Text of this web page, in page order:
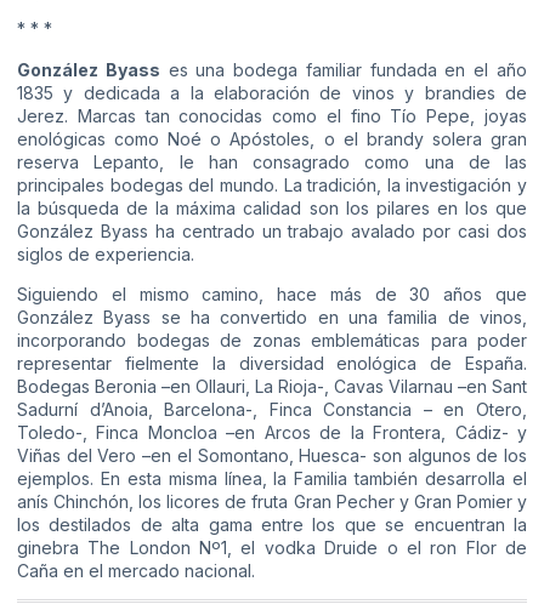
* * *
González Byass es una bodega familiar fundada en el año
1835 y dedicada a la elaboración de vinos y brandies de
Jerez. Marcas tan conocidas como el fino Tío Pepe, joyas
enológicas como Noé o Apóstoles, o el brandy solera gran
reserva Lepanto, le han consagrado como una de las
principales bodegas del mundo. La tradición, la investigación y
la búsqueda de la máxima calidad son los pilares en los que
González Byass ha centrado un trabajo avalado por casi dos
siglos de experiencia.
Siguiendo el mismo camino, hace más de 30 años que
González Byass se ha convertido en una familia de vinos,
incorporando bodegas de zonas emblemáticas para poder
representar fielmente la diversidad enológica de España.
Bodegas Beronia –en Ollauri, La Rioja-, Cavas Vilarnau –en Sant
Sadurní d’Anoia, Barcelona-, Finca Constancia – en Otero,
Toledo-, Finca Moncloa –en Arcos de la Frontera, Cádiz- y
Viñas del Vero –en el Somontano, Huesca- son algunos de los
ejemplos. En esta misma línea, la Familia también desarrolla el
anís Chinchón, los licores de fruta Gran Pecher y Gran Pomier y
los destilados de alta gama entre los que se encuentran la
ginebra The London Nº1, el vodka Druide o el ron Flor de
Caña en el mercado nacional.